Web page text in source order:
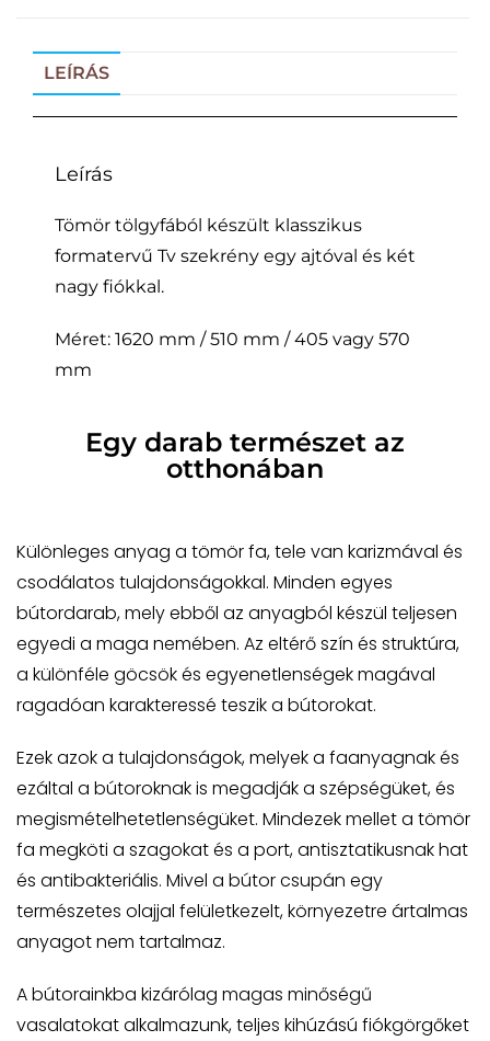
LEÍRÁS
Leírás
Tömör tölgyfából készült klasszikus
formatervű Tv szekrény egy ajtóval és két
nagy fiókkal.
Méret: 1620 mm / 510 mm / 405 vagy 570
mm
Egy darab természet az
otthonában
Különleges anyag a tömör fa, tele van karizmával és
csodálatos tulajdonságokkal. Minden egyes
bútordarab, mely ebből az anyagból készül teljesen
egyedi a maga nemében. Az eltérő szín és struktúra,
a különféle göcsök és egyenetlenségek magával
ragadóan karakteressé teszik a bútorokat.
Ezek azok a tulajdonságok, melyek a faanyagnak és
ezáltal a bútoroknak is megadják a szépségüket, és
megismételhetetlenségüket. Mindezek mellet a tömör
fa megköti a szagokat és a port, antisztatikusnak hat
és antibakteriális. Mivel a bútor csupán egy
természetes olajjal felületkezelt, környezetre ártalmas
anyagot nem tartalmaz.
A bútorainkba kizárólag magas minőségű
vasalatokat alkalmazunk, teljes kihúzású fiókgörgőket